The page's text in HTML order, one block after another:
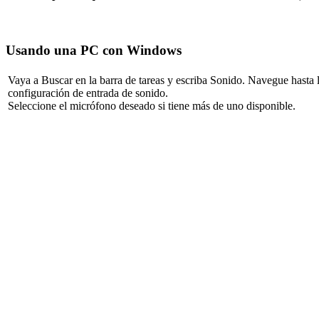
Usando una PC con Windows
Vaya a Buscar en la barra de tareas y escriba Sonido. Navegue hasta
configuración de entrada de sonido.
Seleccione el micrófono deseado si tiene más de uno disponible.